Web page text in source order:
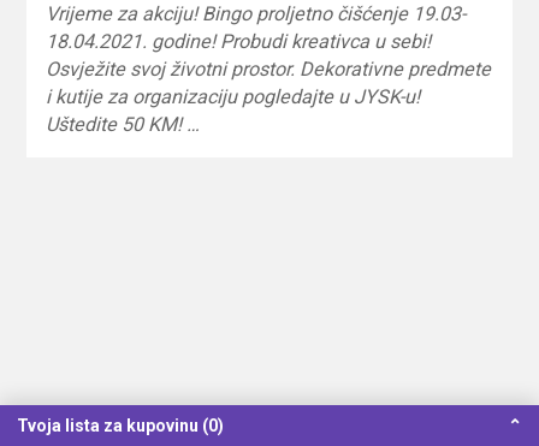
Vrijeme za akciju! Bingo proljetno čišćenje 19.03-
18.04.2021. godine! Probudi kreativca u sebi!
Osvježite svoj životni prostor. Dekorativne predmete
i kutije za organizaciju pogledajte u JYSK-u!
Uštedite 50 KM! …
Tvoja lista za kupovinu (0) ⌃